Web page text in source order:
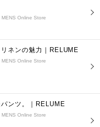
MENS Online Store
ネンの魅力｜RELUME
MENS Online Store
ンツ。｜RELUME
MENS Online Store